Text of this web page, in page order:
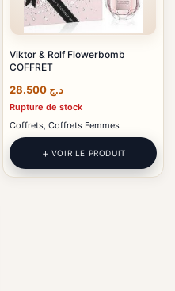
د.ج 65.000
Viktor & Rolf Flowerbomb
COFFRET
د.ج
Rupture de stock
Coffrets, Coffrets Femmes
VOIR LE PRODUIT